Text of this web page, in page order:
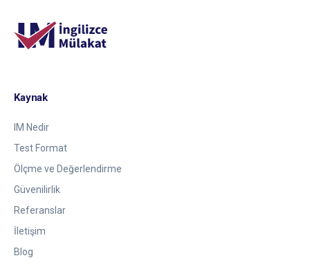
Kaynak
IM Nedir
Test Format
Ölçme ve Değerlendirme
Güvenilirlik
Referanslar
İletişim
Blog